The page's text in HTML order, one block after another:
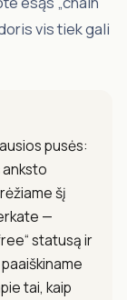
vis tiek gali
pusės:
anksto
šį
—
statusą ir
tai, kaip